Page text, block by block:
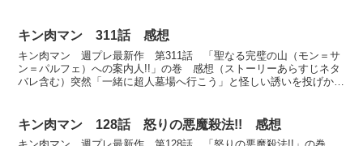
キン肉マン 311話 感想
キン肉マン 週プレ最新作 第311話 「聖なる完璧の山（モン＝サ
ン＝パルフェ）への案内人!!」の巻 感想（ストーリーあらすじネタ
バレ含む）突然「一緒に超人墓場へ行こう」と怪しい誘いを投げかけ
キン肉マン 128話 怒りの悪魔殺法!! 感想